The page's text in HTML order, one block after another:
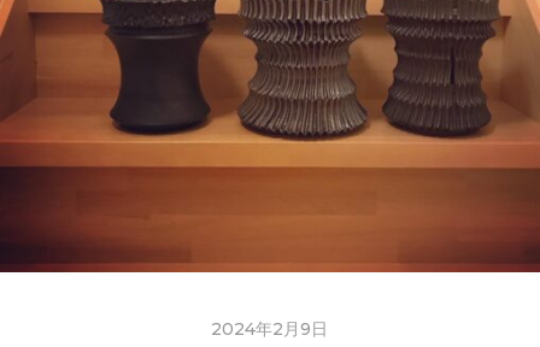
2024年2月9日